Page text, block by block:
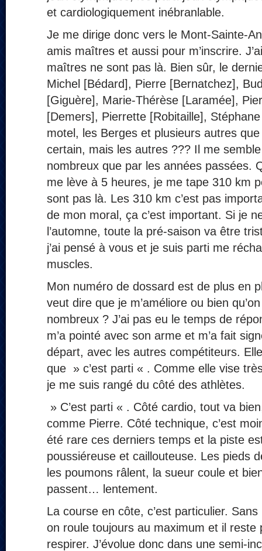
et cardiologiquement inébranlable.
Je me dirige donc vers le Mont-Sainte-
amis maîtres et aussi pour m’inscrire.
maîtres ne sont pas là. Bien sûr, le
Michel [Bédard], Pierre [Bernatchez],
[Giguère], Marie-Thérèse [Laramée],
[Demers], Pierrette [Robitaille],
motel, les Berges et plusieurs autres
certain, mais les autres ??? Il me semble
nombreux que par les années passées.
me lève à 5 heures, je me tape 310 km
sont pas là. Les 310 km c’est pas
de mon moral, ça c’est important. Si je
l’automne, toute la pré-saison va être
j’ai pensé à vous et je suis parti me
muscles.
Mon numéro de dossard est de plus en
veut dire que je m’améliore ou bien
nombreux ? J’ai pas eu le temps de
m’a pointé avec son arme et m’a fait
départ, avec les autres compétiteurs.
que » c’est parti « . Comme elle vise
je me suis rangé du côté des athlètes.
» C’est parti « . Côté cardio, tout va
comme Pierre. Côté technique, c’est
été rare ces derniers temps et la piste
poussiéreuse et caillouteuse. Les pieds
les poumons râlent, la sueur coule et
passent… lentement.
La course en côte, c’est particulier.
on roule toujours au maximum et il reste
respirer. J’évolue donc dans une semi-